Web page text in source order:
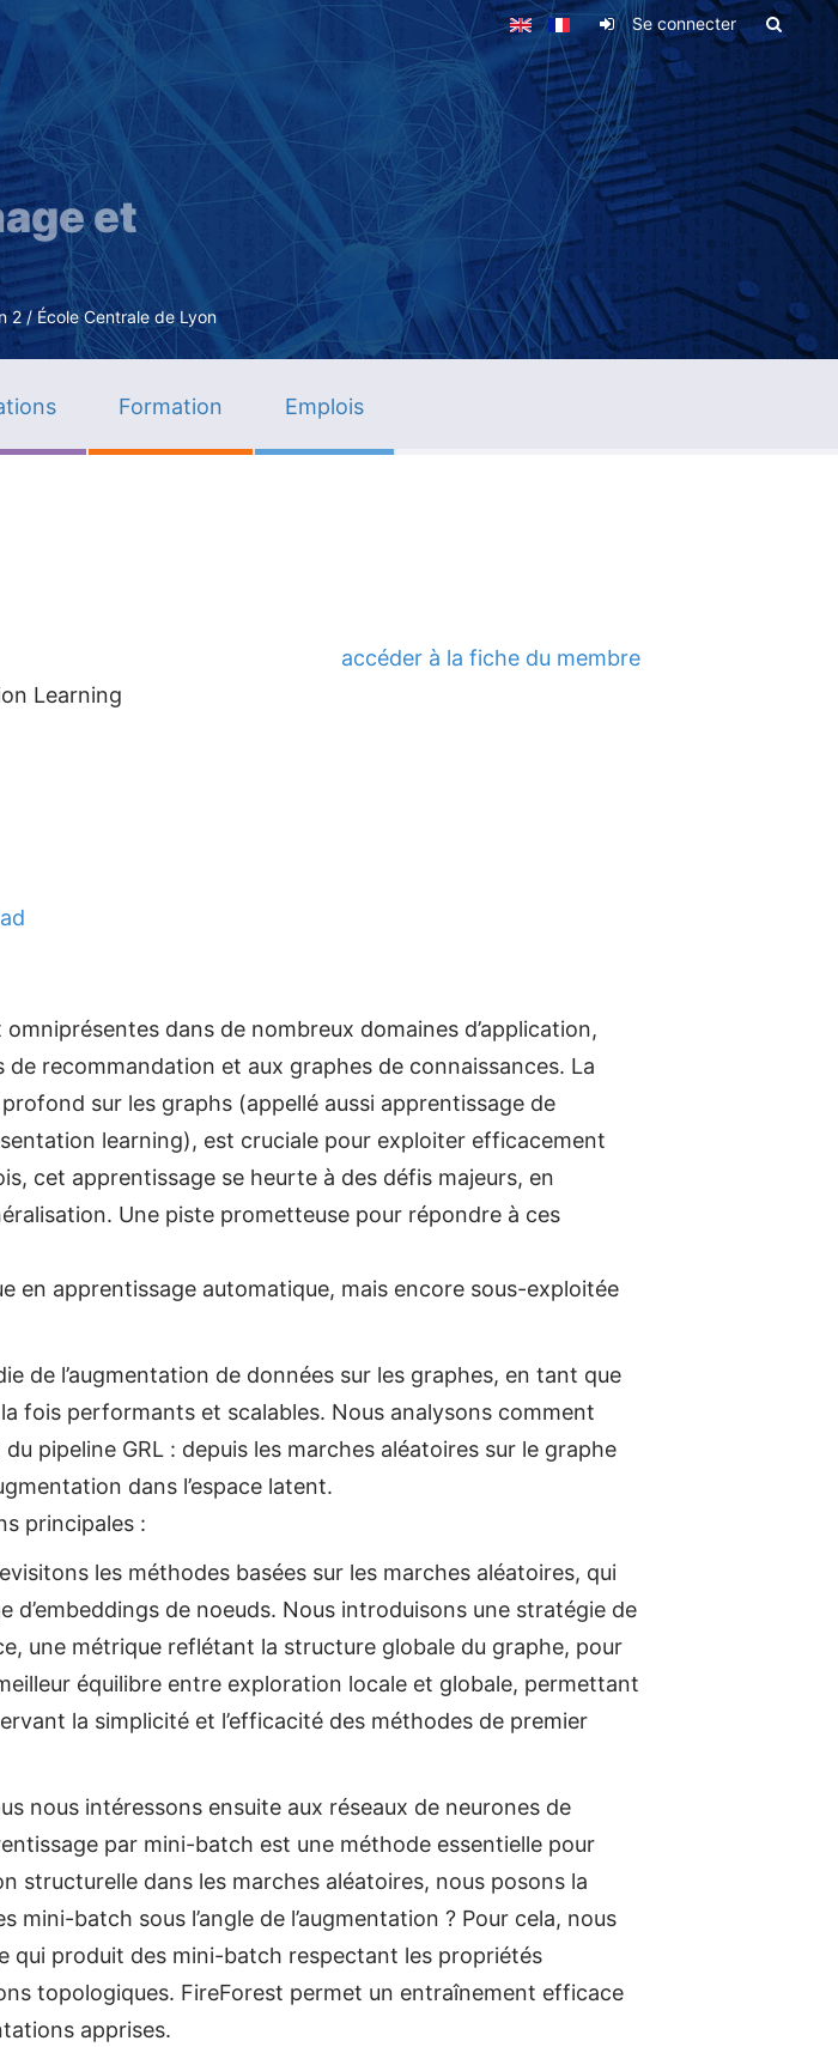
Aller
contenu
principal
Se connecter
et
2 / École Centrale de Lyon
Formation Emplois
accéder à la fiche du membre
Learning
dans de nombreux domaines d’application,
recommandation et aux graphes de connaissances. La
sur les graphs (appellé aussi apprentissage de
learning), est cruciale pour exploiter efficacement
cet apprentissage se heurte à des défis majeurs, en
Une piste prometteuse pour répondre à ces
en apprentissage automatique, mais encore sous-exploitée
de l’augmentation de données sur les graphes, en tant que
fois performants et scalables. Nous analysons comment
pipeline GRL : depuis les marches aléatoires sur le graphe
dans l’espace latent.
principales :
les méthodes basées sur les marches aléatoires, qui
de noeuds. Nous introduisons une stratégie de
une métrique reflétant la structure globale du graphe, pour
équilibre entre exploration locale et globale, permettant
la simplicité et l’efficacité des méthodes de premier
nous intéressons ensuite aux réseaux de neurones de
par mini-batch est une méthode essentielle pour
structurelle dans les marches aléatoires, nous posons la
batch sous l’angle de l’augmentation ? Pour cela, nous
qui produit des mini-batch respectant les propriétés
topologiques. FireForest permet un entraînement efficace
apprises.